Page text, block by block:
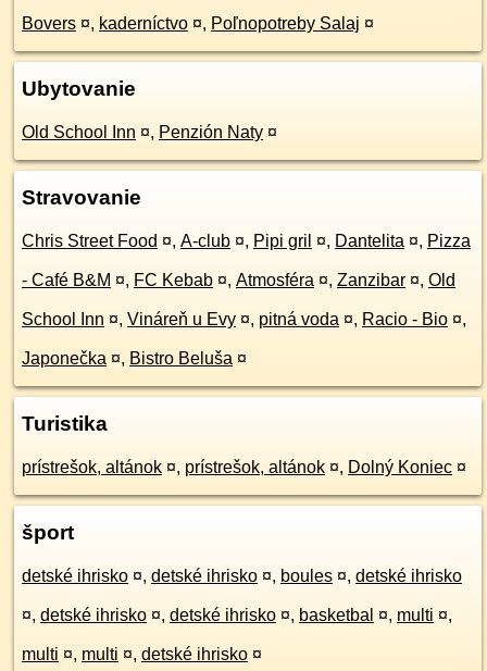
Bovers ¤, kaderníctvo ¤, Poľnopotreby Salaj ¤
Ubytovanie
Old School Inn ¤, Penzión Naty ¤
Stravovanie
Chris Street Food ¤, A-club ¤, Pipi gril ¤, Dantelita ¤, Pizza
- Café B&M ¤, FC Kebab ¤, Atmosféra ¤, Zanzibar ¤, Old
School Inn ¤, Vináreň u Evy ¤, pitná voda ¤, Racio - Bio ¤,
Japonečka ¤, Bistro Beluša ¤
Turistika
prístrešok, altánok ¤, prístrešok, altánok ¤, Dolný Koniec ¤
šport
detské ihrisko ¤, detské ihrisko ¤, boules ¤, detské ihrisko
¤, detské ihrisko ¤, detské ihrisko ¤, basketbal ¤, multi ¤,
multi ¤, multi ¤, detské ihrisko ¤